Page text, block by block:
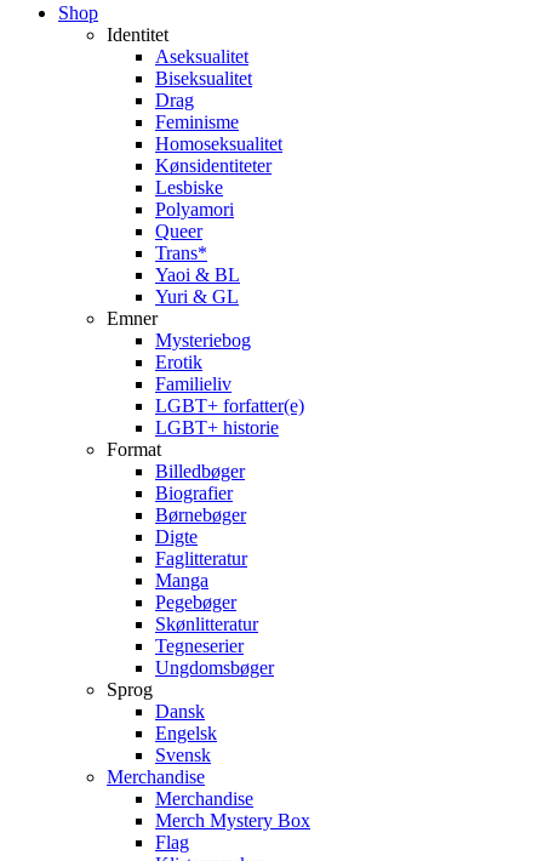
Close
Shop
Identitet
Aseksualitet
Biseksualitet
Drag
Feminisme
Homoseksualitet
Kønsidentiteter
Lesbiske
Polyamori
Queer
Trans*
Yaoi & BL
Yuri & GL
Emner
Mysteriebog
Erotik
Familieliv
LGBT+ forfatter(e)
LGBT+ historie
Format
Billedbøger
Biografier
Børnebøger
Digte
Faglitteratur
Manga
Pegebøger
Skønlitteratur
Tegneserier
Ungdomsbøger
Sprog
Dansk
Engelsk
Svensk
Merchandise
Merchandise
Merch Mystery Box
Flag